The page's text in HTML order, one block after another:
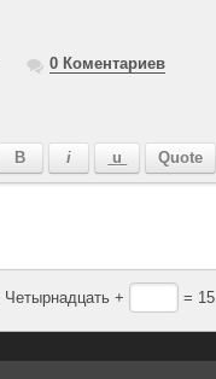
0Коментариев
Четырнадцать + = 15